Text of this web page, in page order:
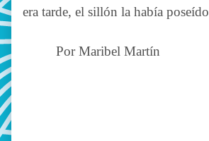
era tarde, el sillón la había
Por Maribel Martín